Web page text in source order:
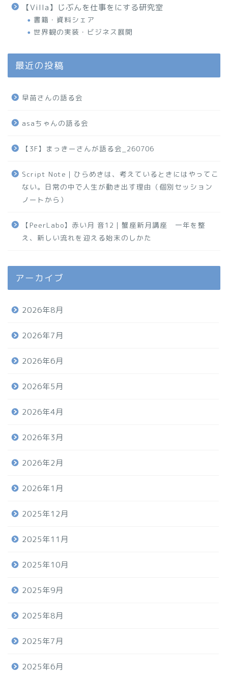
【Villa】じぶんを仕事をにする研究室
書籍・資料シェア
世界観の実装・ビジネス展開
最近の投稿
早苗さんの語る会
asaちゃんの語る会
【3F】まっきーさんが語る会_260706
Script Note｜ひらめきは、考えているときにはやってこ
ない。日常の中で人生が動き出す理由（個別セッション
ノートから）
【PeerLabo】赤い月 音12｜蟹座新月講座 一年を整
え、新しい流れを迎える始末のしかた
アーカイブ
2026年8月
2026年7月
2026年6月
2026年5月
2026年4月
2026年3月
2026年2月
2026年1月
2025年12月
2025年11月
2025年10月
2025年9月
2025年8月
2025年7月
2025年6月